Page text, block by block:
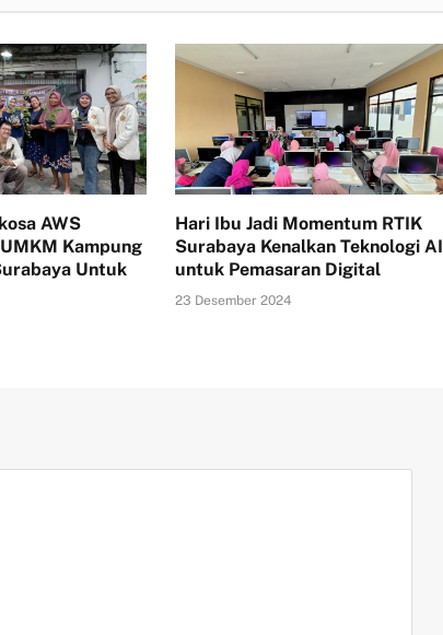
AWS
Kampung
Untuk
Hari Ibu Jadi Momentum RTIK
Surabaya Kenalkan Teknologi AI
untuk Pemasaran Digital
23 Desember 2024